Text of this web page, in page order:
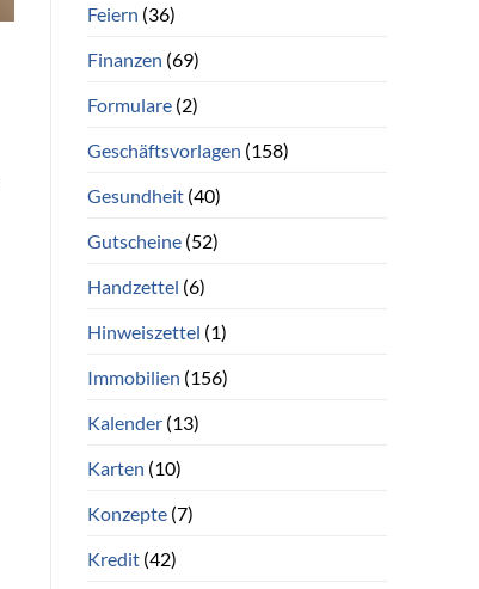
Feiern (36)
Finanzen (69)
Formulare(2)
Geschäftsvorlagen (158)
Gesundheit(40)
Gutscheine(52)
Handzettel (6)
Hinweiszettel (1)
Immobilien (156)
Kalender(13)
Karten (10)
Konzepte(7)
Kredit(42)